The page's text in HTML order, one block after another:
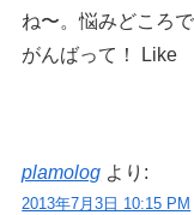
ね〜。悩みどころで
がんばって！ Like
plamolog より:
2013年7月3日 10:15 PM